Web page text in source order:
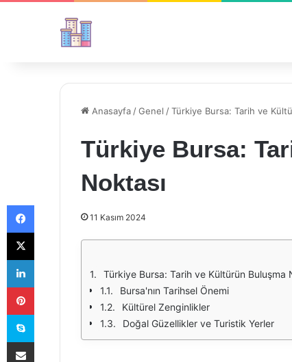
Anasayfa /Genel /Türkiye Bursa: Tarih ve
Türkiye Bursa:
Noktası
11 Kasım 2024
Türkiye Bursa: Tarih ve Kültürün Buluşma
Bursa'nın Tarihsel Önemi
Kültürel Zenginlikler
Doğal Güzellikler ve Turistik Yerler
Facebook
X
LinkedIn
Pinterest
Skype
E-Posta ile paylaş